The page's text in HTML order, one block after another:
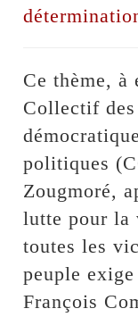
Ce thème, à
Collectif
politiques
Zougmoré,
lutte pour la
toutes les
peuple
François